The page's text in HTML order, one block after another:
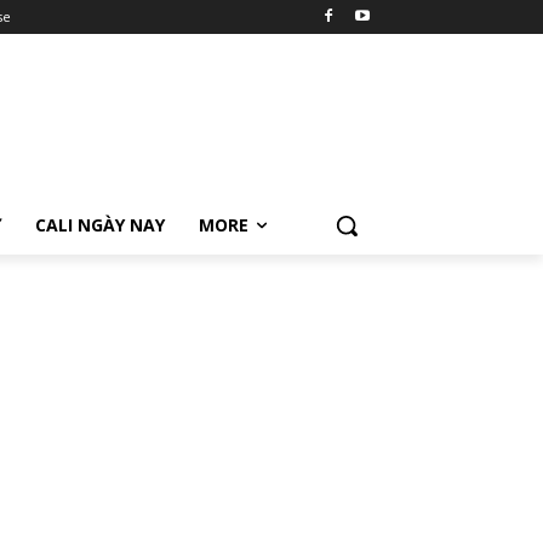
CALI NGÀY NAY MORE